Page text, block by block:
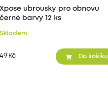
Xpose ubrousky pro obnovu
černé barvy 12 ks
Skladem
49 Kč Do košíku